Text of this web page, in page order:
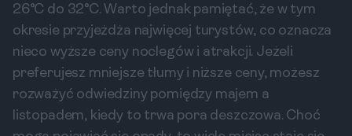
26°C do 32°C. Warto jednak pamiętać, że w tym
okresie przyjeżdża najwięcej turystów, co oznacza
nieco wyższe ceny noclegów i atrakcji. Jeżeli
preferujesz mniejsze tłumy i niższe ceny, możesz
rozważyć odwiedziny pomiędzy majem a
listopadem, kiedy to trwa pora deszczowa. Choć